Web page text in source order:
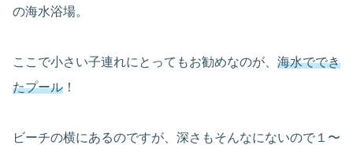
の海水浴場。
ここで小さい子連れにとってもお勧めなのが、 海水ででき
たプール ！
ビーチの横にあるのですが、深さもそんなにないので１〜